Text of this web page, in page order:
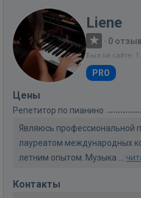
Liene
· 0
Был на сайте:
PRO
Цены
Репетитор по пианино
Являюсь профессиональной
лауреатом международных
летним опытом. Музыка ...
Контакты